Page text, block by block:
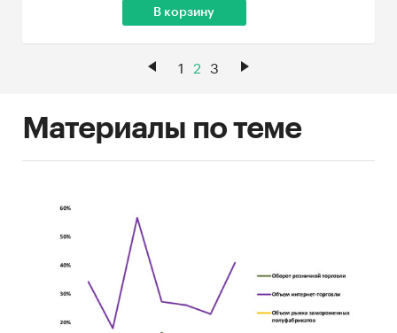
В корзину
1 2 3
Материалы по теме